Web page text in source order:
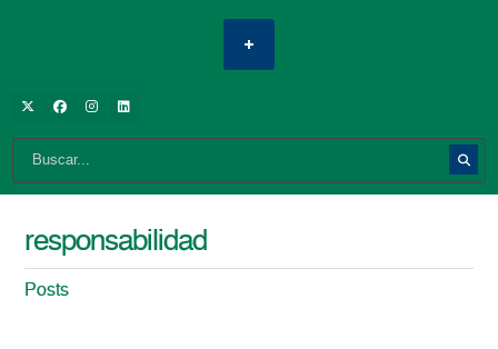
responsabilidad
Posts